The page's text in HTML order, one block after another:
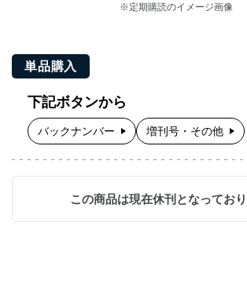
※定期購読のイメージ画像
単品購入
下記ボタンから
バックナンバー 増刊号・その他
この商品は現在休刊となっており